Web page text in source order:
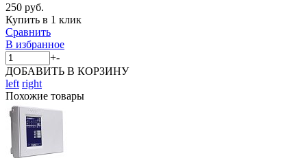
250 руб.
Купить в 1 клик
Сравнить
В избранное
+-
ДОБАВИТЬ В КОРЗИНУ
left right
Похожие товары